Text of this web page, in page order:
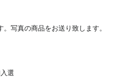
写真の商品をお送り致します。
選